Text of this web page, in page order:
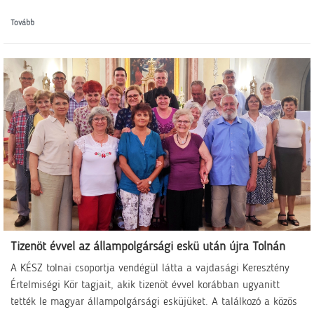
Tovább
Tizenöt évvel az állampolgársági eskü után újra Tolnán
A KÉSZ tolnai csoportja vendégül látta a vajdasági Keresztény
Értelmiségi Kör tagjait, akik tizenöt évvel korábban ugyanitt
tették le magyar állampolgársági esküjüket. A találkozó a közös